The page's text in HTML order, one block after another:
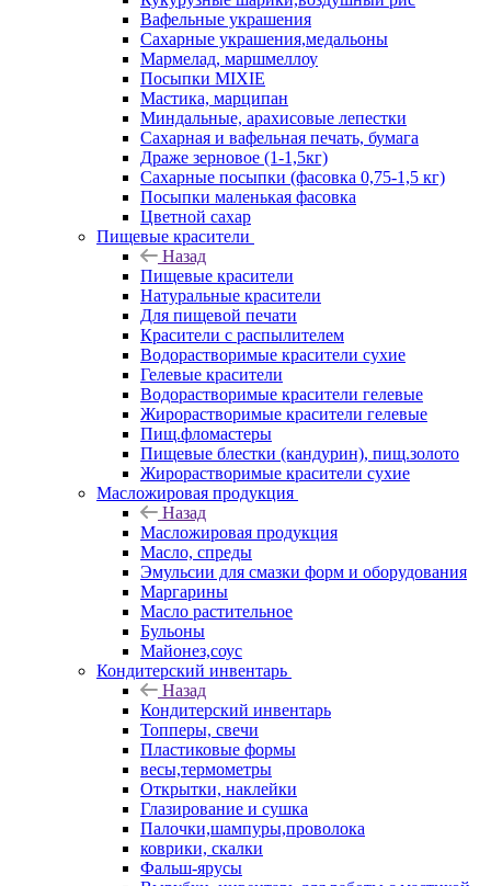
Вафельные украшения
Сахарные украшения,медальоны
Мармелад, маршмеллоу
Посыпки MIXIE
Мастика, марципан
Миндальные, арахисовые лепестки
Сахарная и вафельная печать, бумага
Драже зерновое (1-1,5кг)
Сахарные посыпки (фасовка 0,75-1,5 кг)
Посыпки маленькая фасовка
Цветной сахар
Пищевые красители
Назад
Пищевые красители
Натуральные красители
Для пищевой печати
Красители с распылителем
Водорастворимые красители сухие
Гелевые красители
Водорастворимые красители гелевые
Жирорастворимые красители гелевые
Пищ.фломастеры
Пищевые блестки (кандурин), пищ.золото
Жирорастворимые красители сухие
Масложировая продукция
Назад
Масложировая продукция
Масло, спреды
Эмульсии для смазки форм и оборудования
Маргарины
Масло растительное
Бульоны
Майонез,соус
Кондитерский инвентарь
Назад
Кондитерский инвентарь
Топперы, свечи
Пластиковые формы
весы,термометры
Открытки, наклейки
Глазирование и сушка
Палочки,шампуры,проволока
коврики, скалки
Фальш-ярусы